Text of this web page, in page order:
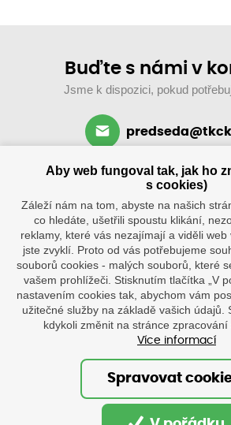
Buďte s námi v
Jsme k dispozici, pokud
+420 734 313
po–ne: 8–19
Klub
Tenisová škola
Ostatní
© Oficiální stránky tenisového klubu
Aby web fungoval tak, jak ho
s cookies)
Záleží nám na tom, abyste na našich
co hledáte, ušetřili spoustu klikání,
reklamy, které vás nezajímají a viděli
jste zvyklí. Proto od vás potřebujeme
souborů cookies - malých souborů, které
vašem prohlížeči. Stisknutím tlačítka „V
nastavením cookies tak, abychom vám
užitečné služby na základě vašich údajů.
kdykoli změnit na stránce zpracování
Více informací
Spravovat